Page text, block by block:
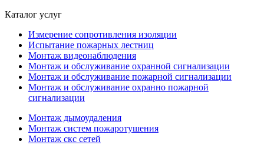
Каталог услуг
Измерение сопротивления изоляции
Испытание пожарных лестниц
Монтаж видеонаблюдения
Монтаж и обслуживание охранной сигнализации
Монтаж и обслуживание пожарной сигнализации
Монтаж и обслуживание охранно пожарной
сигнализации
Монтаж дымоудаления
Монтаж систем пожаротушения
Монтаж скс сетей